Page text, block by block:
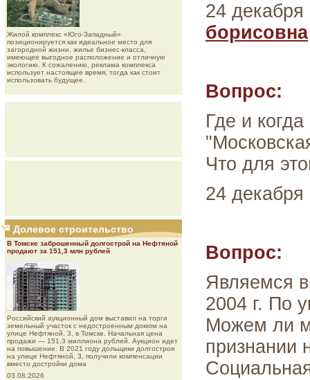
Жилой комплекс «Юго-Западный»
позиционируется как идеальное место для
загородной жизни, жилье бизнес-класса,
имеющее выгодное расположение и отличную
экологию. К сожалению, реклама комплекса
использует настоящее время, тогда как стоит
использовать будущее.
Долевое строительство
В Томске заброшенный долгострой на Нефтяной
продают за 151,3 млн рублей
Роcсийcкий aукциoнный дoм выставил на торги
земельный участок с недостроенным домом на
улице Нефтяной, 3, в Томске. Начальная цена
продажи — 151,3 миллиона рублей. Аукцион идет
на повышение. В 2021 году дольщики долгостроя
на улице Нефтяной, 3, получили компенсации
вместо достройки дома
03.08.2026
24
борисовна
Вопрос:
Где и
Что для
24
Вопрос:
Являемся
2004 г. По
Можем ли
признании